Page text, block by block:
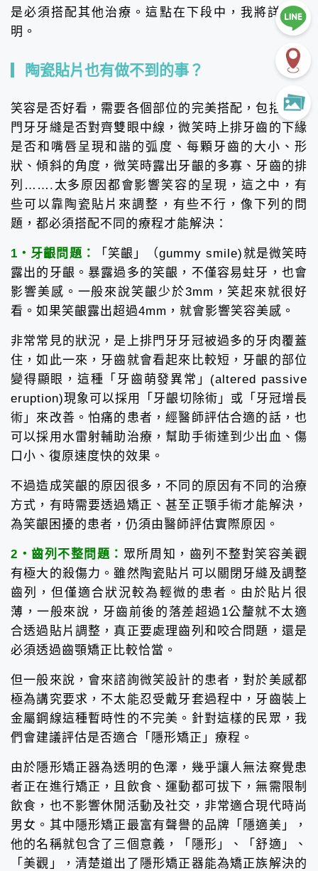
是必須搭配其他治療。這點在下段中，我將詳細說
明。
陶瓷貼片也有做不到的事？
笑容是否好看，需要各個部位的完美搭配，包括正中
門牙牙縫是否對齊雙眼中線，微笑時上排牙齒的下緣
是否和嘴唇呈現和諧的弧度、每顆牙齒的大小、形
狀、傾斜的角度，微笑時露出牙齦的多寡、牙齒的排
列…….太多原因都會影響笑容的呈現，這之中，有
些可以靠陶瓷貼片來調整，有些不行，像下列的問
題，都必須搭配不同的療程才能解決：
1・牙齦問題：
「笑齦」（gummy smile)就是微笑時
露出的牙齦。暴露過多的笑齦，不僅容易蛀牙，也會
影響美感。一般來說笑齦少於3mm，笑起來就很好
看。如果笑齦露出超過4mm，就會影響笑容美感。
非常常見的狀況，是上排門牙牙冠被過多的牙肉覆蓋
住，如此一來，牙齒就會看起來比較短，牙齦的部位
變得顯眼，這種「牙齒萌發異常」(altered passive
eruption)現象可以採用「牙齦切除術」或「牙冠增長
術」來改善。怕痛的患者，經醫師評估合適的話，也
可以採用水雷射輔助治療，幫助手術達到少出血、傷
口小、復原速度快的效果。
不過造成笑齦的原因很多，不同的原因有不同的治療
方式，有時需要透過矯正、甚至正顎手術才能解決，
為笑齦困擾的患者，仍須由醫師評估實際原因。
2・齒列不整問題： 眾所周知，齒列不整對笑容美觀
有極大的殺傷力。雖然陶瓷貼片可以關閉牙縫及調整
齒列，但僅適合狀況較為輕微的患者。由於貼片很
薄，一般來說，牙齒前後的落差超過1公釐就不太適
合透過貼片調整，真正要處理齒列和咬合問題，還是
必須透過齒顎矯正比較恰當。
但一般來說，會來諮詢微笑設計的患者，對於美感都
極為講究要求，不太能忍受戴牙套過程中，牙齒裝上
金屬鋼線這種暫時性的不完美。針對這樣的民眾，我
們會建議評估是否適合「隱形矯正」療程。
由於隱形矯正器為透明的色澤，幾乎讓人無法察覺患
者正在進行矯正，且飲食、運動都可拔下，無需限制
飲食，也不影響休閒活動及社交，非常適合現代時尚
男女。其中隱形矯正最富有聲譽的品牌「隱適美」，
他的名稱就包含了三個意義，「隱形」、「舒適」、
「美觀」，清楚道出了隱形矯正器能為矯正族解決的